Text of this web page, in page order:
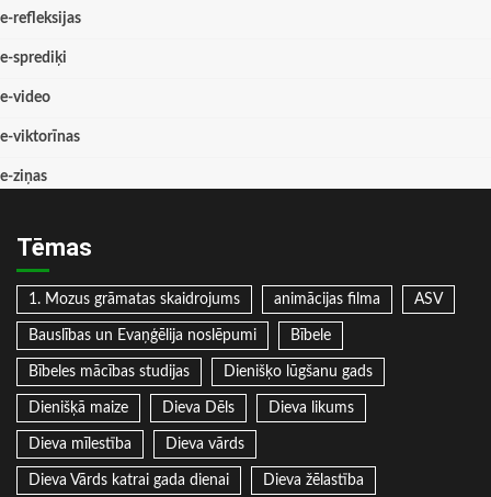
e-refleksijas
e-sprediķi
e-video
e-viktorīnas
e-ziņas
Tēmas
1. Mozus grāmatas skaidrojums animācijas filma ASV
Bauslības un Evaņģēlija noslēpumi Bībele
Bībeles mācības studijas Dienišķo lūgšanu gads
Dienišķā maize Dieva Dēls Dieva likums
Dieva mīlestība Dieva vārds
Dieva Vārds katrai gada dienai Dieva žēlastība